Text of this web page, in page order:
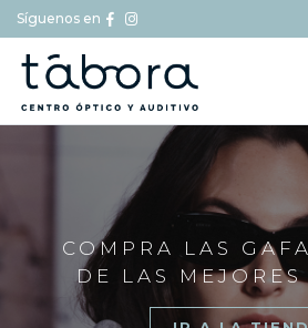
Síguenos en
COMPRA LAS
DE LAS MEJORES